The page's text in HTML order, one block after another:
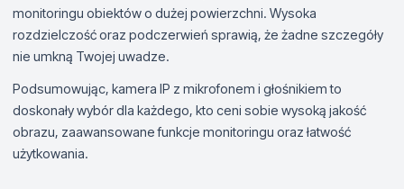
monitoringu obiektów o dużej powierzchni. Wysoka
rozdzielczość oraz podczerwień sprawią, że żadne szczegóły
nie umkną Twojej uwadze.
Podsumowując, kamera IP z mikrofonem i głośnikiem to
doskonały wybór dla każdego, kto ceni sobie wysoką jakość
obrazu, zaawansowane funkcje monitoringu oraz łatwość
użytkowania.